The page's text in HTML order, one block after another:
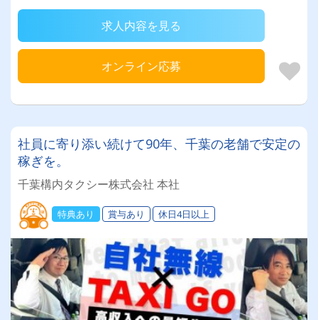
求人内容を見る
オンライン応募
社員に寄り添い続けて90年、千葉の老舗で安定の
稼ぎを。
千葉構内タクシー株式会社 本社
特典あり 賞与あり 休日4日以上